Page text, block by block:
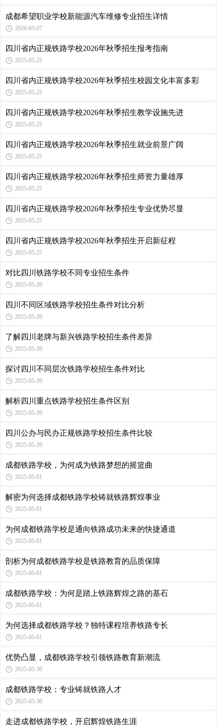
成都希望职业学校新能源汽车维修专业招生详情
2026-03-07
四川省内正规铁路学校2026年秋季招生报考指南
2025-05-25
四川省内正规铁路学校2026年秋季招生校园文化丰富多彩
2025-05-25
四川省内正规铁路学校2026年秋季招生教学设施先进
2025-05-25
四川省内正规铁路学校2026年秋季招生就业前景广阔
2025-05-25
四川省内正规铁路学校2026年秋季招生师资力量雄厚
2025-05-25
四川省内正规铁路学校2026年秋季招生专业优势尽显
2025-05-25
四川省内正规铁路学校2026年秋季招生开启新征程
2025-05-25
对比四川铁路学校不同专业招生条件
2025-05-20
四川不同区域铁路学校招生条件对比分析
2025-05-20
了解四川老牌与新兴铁路学校招生条件差异
2025-05-20
探讨四川不同层次铁路学校招生条件对比
2025-05-20
解析四川重点铁路学校招生条件区别
2025-05-20
四川公办与民办正规铁路学校招生条件比较
2025-05-20
成都铁路学校，为何成为铁路梦想的摇篮曲
2025-05-01
解密为何选择成都铁路学校铸就铁路辉煌事业
2025-05-01
为何成都铁路学校是通向铁路成功未来的快捷通道
2025-05-01
剖析为何成都铁路学校是铁路教育的品质保障
2025-05-01
成都铁路学校：为何是踏上铁路辉煌之路的基石
2025-05-01
为何选择成都铁路学校？独特课程培养铁路专长
2025-05-01
优势凸显，成都铁路学校引领铁路教育新潮流
2025-03-30
成都铁路学校：专业铸就铁路人才
2025-03-30
走进成都铁路学校，开启辉煌铁路生涯